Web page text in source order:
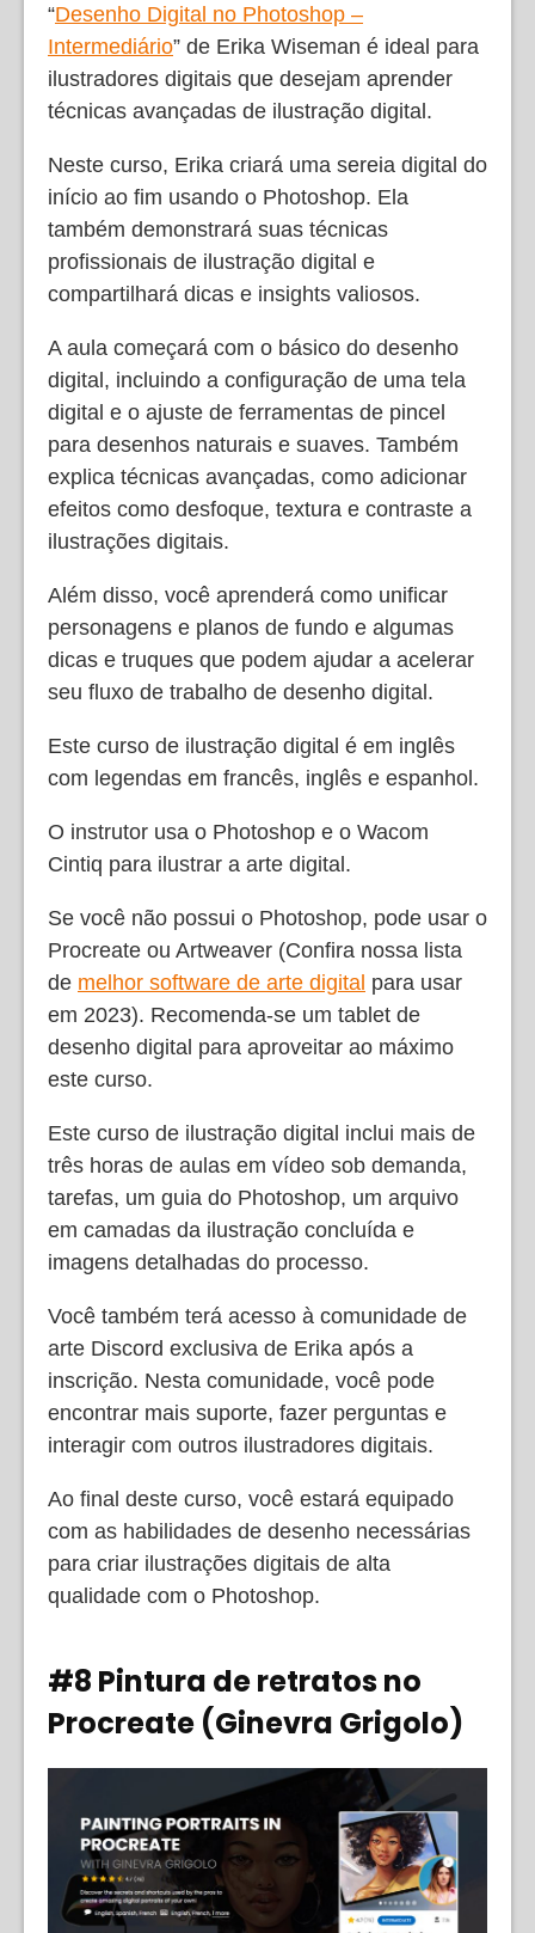
“Desenho Digital no Photoshop –
Intermediário” de Erika Wiseman é ideal para
ilustradores digitais que desejam aprender
técnicas avançadas de ilustração digital.
Neste curso, Erika criará uma sereia digital do
início ao fim usando o Photoshop. Ela
também demonstrará suas técnicas
profissionais de ilustração digital e
compartilhará dicas e insights valiosos.
A aula começará com o básico do desenho
digital, incluindo a configuração de uma tela
digital e o ajuste de ferramentas de pincel
para desenhos naturais e suaves. Também
explica técnicas avançadas, como adicionar
efeitos como desfoque, textura e contraste a
ilustrações digitais.
Além disso, você aprenderá como unificar
personagens e planos de fundo e algumas
dicas e truques que podem ajudar a acelerar
seu fluxo de trabalho de desenho digital.
Este curso de ilustração digital é em inglês
com legendas em francês, inglês e espanhol.
O instrutor usa o Photoshop e o Wacom
Cintiq para ilustrar a arte digital.
Se você não possui o Photoshop, pode usar o
Procreate ou Artweaver (Confira nossa lista
de melhor software de arte digital para usar
em 2023). Recomenda-se um tablet de
desenho digital para aproveitar ao máximo
este curso.
Este curso de ilustração digital inclui mais de
três horas de aulas em vídeo sob demanda,
tarefas, um guia do Photoshop, um arquivo
em camadas da ilustração concluída e
imagens detalhadas do processo.
Você também terá acesso à comunidade de
arte Discord exclusiva de Erika após a
inscrição. Nesta comunidade, você pode
encontrar mais suporte, fazer perguntas e
interagir com outros ilustradores digitais.
Ao final deste curso, você estará equipado
com as habilidades de desenho necessárias
para criar ilustrações digitais de alta
qualidade com o Photoshop.
#8 Pintura de retratos no
Procreate (Ginevra Grigolo)